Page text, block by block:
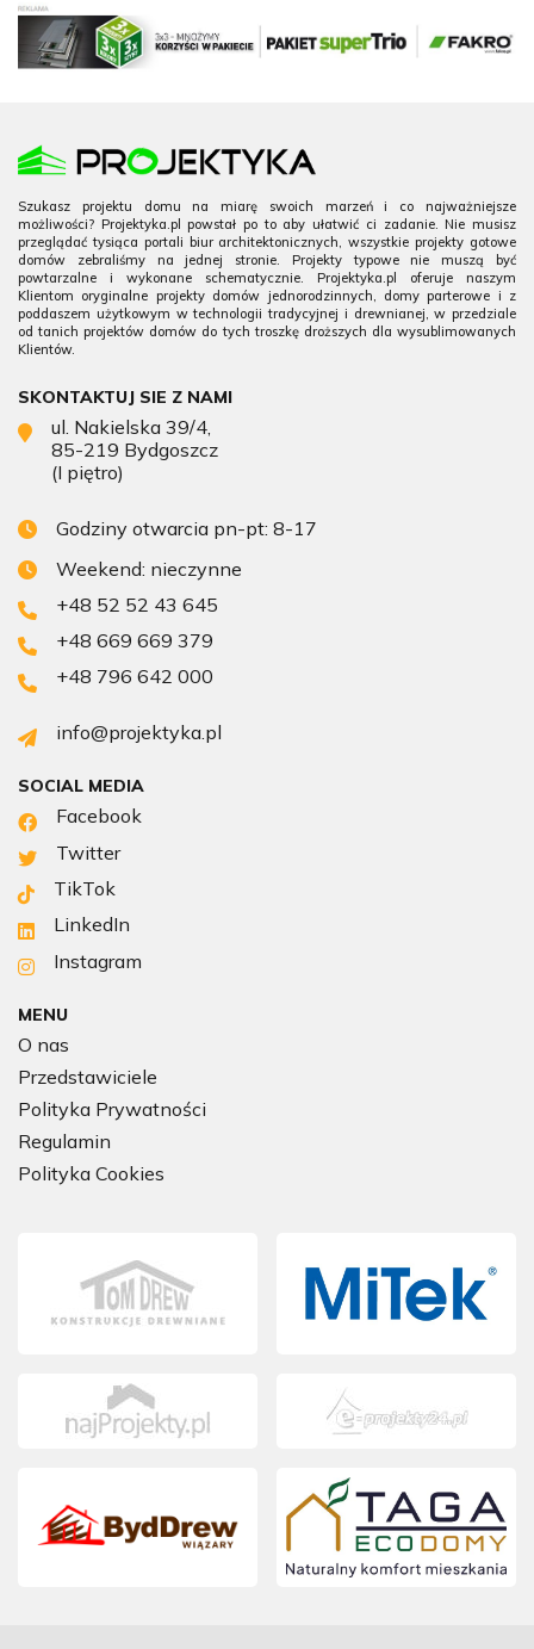
Szukasz projektu domu na miarę swoich marzeń i co najważniejsze
możliwości? Projektyka.pl powstał po to aby ułatwić ci zadanie. Nie musisz
przeglądać tysiąca portali biur architektonicznych, wszystkie projekty gotowe
domów zebraliśmy na jednej stronie. Projekty typowe nie muszą być
powtarzalne i wykonane schematycznie. Projektyka.pl oferuje naszym
Klientom oryginalne projekty domów jednorodzinnych, domy parterowe i z
poddaszem użytkowym w technologii tradycyjnej i drewnianej, w przedziale
od tanich projektów domów do tych troszkę droższych dla wysublimowanych
Klientów.
SKONTAKTUJ SIE Z NAMI
ul. Nakielska 39/4,
85-219 Bydgoszcz
(I piętro)
Godziny otwarcia pn-pt: 8-17
Weekend: nieczynne
+48 52 52 43 645
+48 669 669 379
+48 796 642 000
info@projektyka.pl
SOCIAL MEDIA
Facebook
Twitter
TikTok
LinkedIn
Instagram
MENU
O nas
Przedstawiciele
Polityka Prywatności
Regulamin
Polityka Cookies